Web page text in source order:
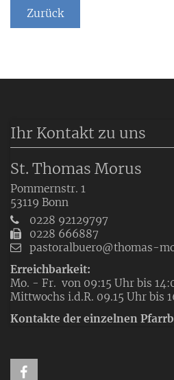
Zurück
Ihr Kontakt zu uns
St. Thomas Morus
Pommernstr. 1
53119 Bonn
0228 92129797
0228 666887
pastoralbuero@thomas-
Erreichbarkeit:
Mo. - Fr. von 09:15 Uhr bis
Mittwochs i.d.R. 09.15 Uhr bis
Kontakte der einzelnen